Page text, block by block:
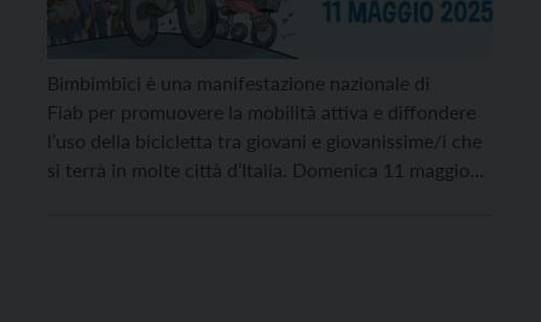
Bimbimbici è una manifestazione nazionale di
Fiab per promuovere la mobilità attiva e diffondere
l’uso della bicicletta tra giovani e giovanissime/i che
si terrà in molte città d’Italia. Domenica 11 maggio